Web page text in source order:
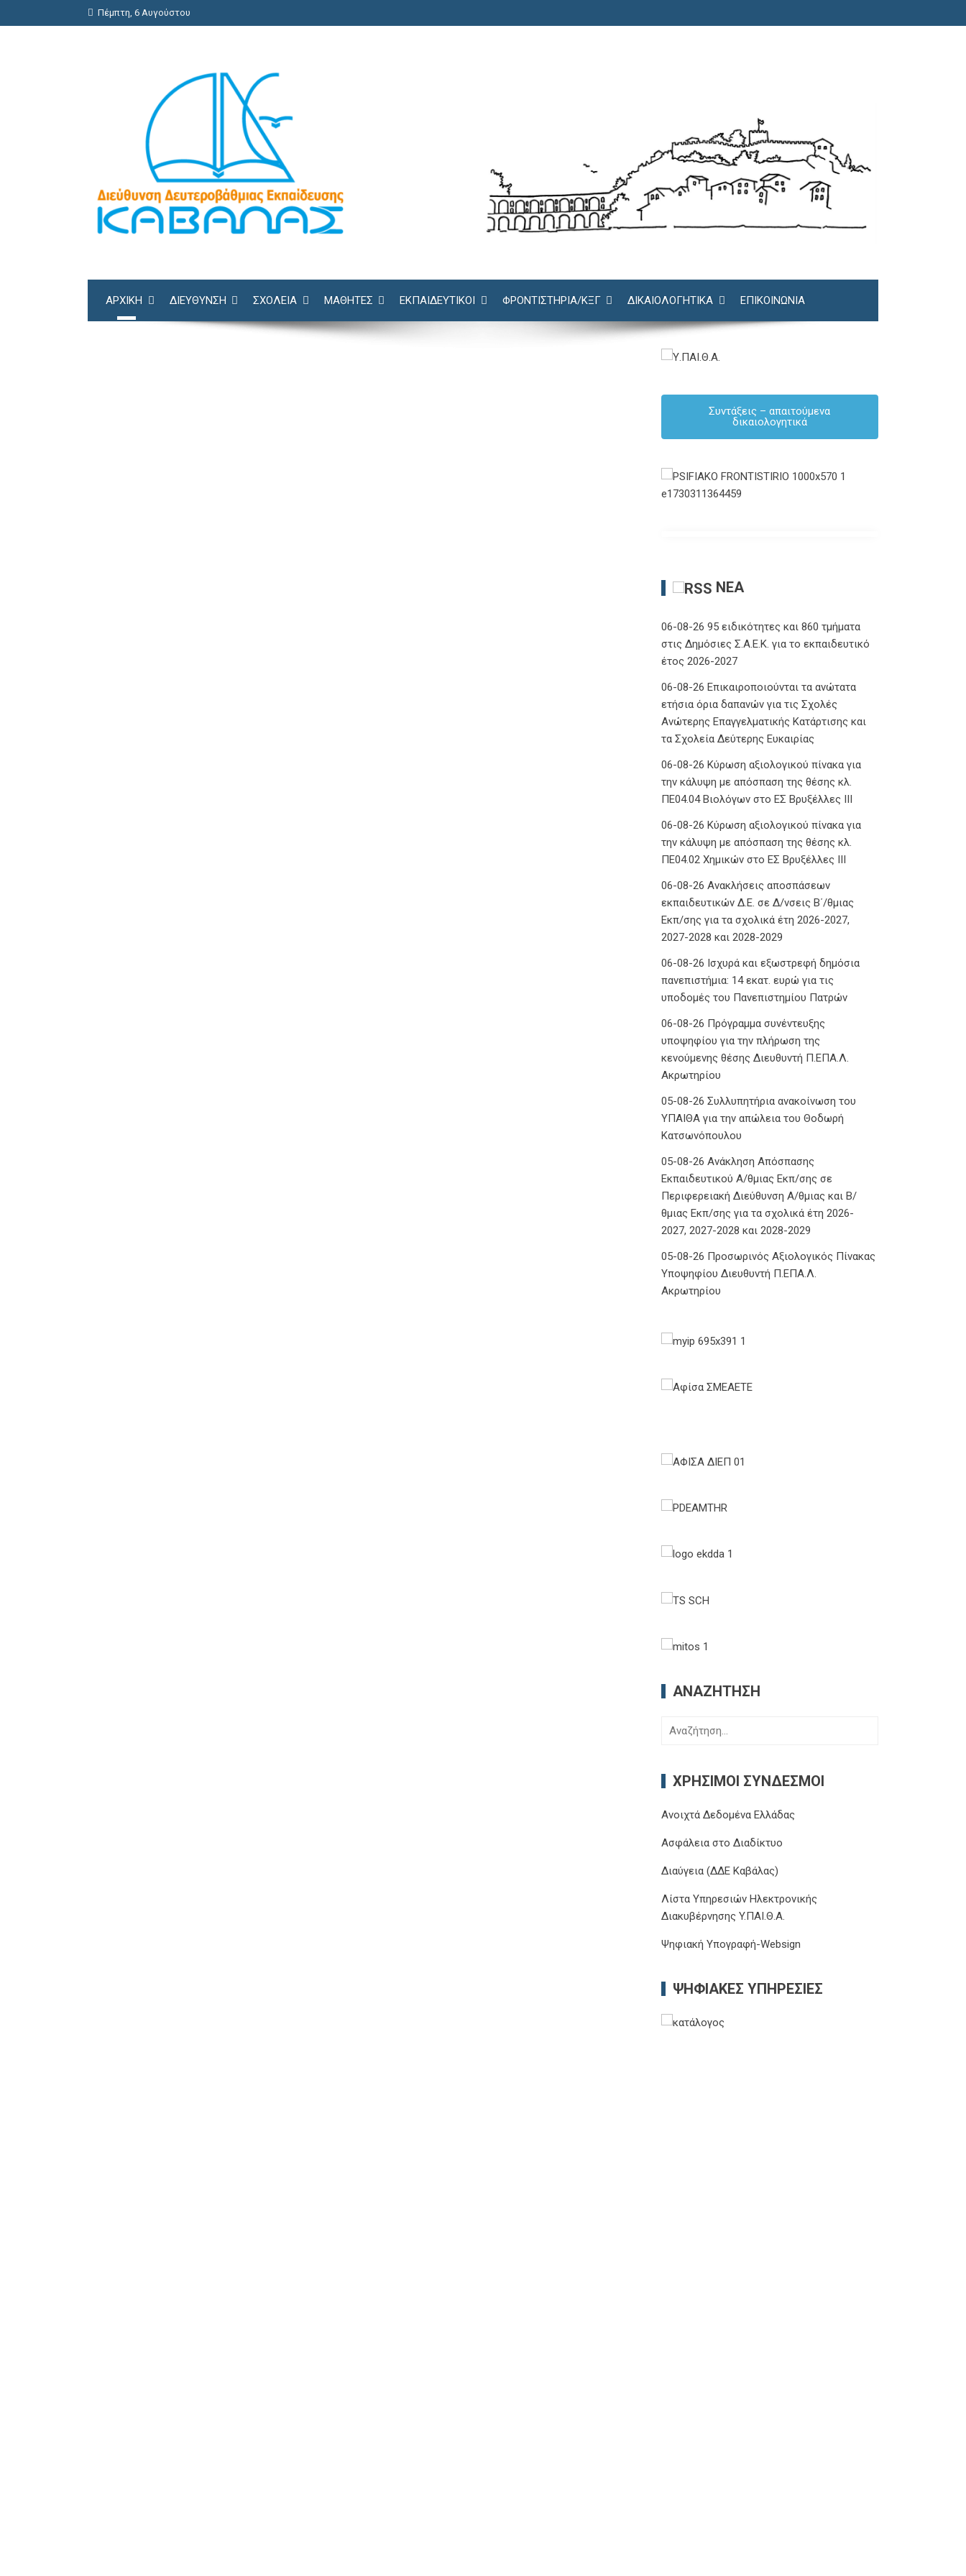
Πέμπτη, 6 Αυγούστου
ΑΡΧΙΚΗ ΔΙΕΎΘΥΝΣΗ ΣΧΟΛΕΊΑ ΜΑΘΗΤΕΣ ΕΚΠΑΙΔΕΥΤΙΚΟΙ ΦΡΟΝΤΙΣΤΉΡΙΑ/KΞΓ ΔΙΚΑΙΟΛΟΓΗΤΙΚΆ ΕΠΙΚΟΙΝΩΝΊΑ
Συντάξεις – απαιτούμενα
δικαιολογητικά
ΝΈΑ
06-08-26 95 ειδικότητες και 860 τμήματα
στις Δημόσιες Σ.Α.Ε.Κ. για το εκπαιδευτικό
έτος 2026-2027
06-08-26 Επικαιροποιούνται τα ανώτατα
ετήσια όρια δαπανών για τις Σχολές
Ανώτερης Επαγγελματικής Κατάρτισης και
τα Σχολεία Δεύτερης Ευκαιρίας
06-08-26 Κύρωση αξιολογικού πίνακα για
την κάλυψη με απόσπαση της θέσης κλ.
ΠΕ04.04 Βιολόγων στο ΕΣ Βρυξέλλες ΙΙΙ
06-08-26 Κύρωση αξιολογικού πίνακα για
την κάλυψη με απόσπαση της θέσης κλ.
ΠΕ04.02 Χημικών στο ΕΣ Βρυξέλλες ΙΙΙ
06-08-26 Ανακλήσεις αποσπάσεων
εκπαιδευτικών Δ.Ε. σε Δ/νσεις Β΄/θμιας
Εκπ/σης για τα σχολικά έτη 2026-2027,
2027-2028 και 2028-2029
06-08-26 Ισχυρά και εξωστρεφή δημόσια
πανεπιστήμια: 14 εκατ. ευρώ για τις
υποδομές του Πανεπιστημίου Πατρών
06-08-26 Πρόγραμμα συνέντευξης
υποψηφίου για την πλήρωση της
κενούμενης θέσης Διευθυντή Π.ΕΠΑ.Λ.
Ακρωτηρίου
05-08-26 Συλλυπητήρια ανακοίνωση του
ΥΠΑΙΘΑ για την απώλεια του Θοδωρή
Κατσωνόπουλου
05-08-26 Ανάκληση Απόσπασης
Εκπαιδευτικού Α/θμιας Εκπ/σης σε
Περιφερειακή Διεύθυνση Α/θμιας και Β/
θμιας Εκπ/σης για τα σχολικά έτη 2026-
2027, 2027-2028 και 2028-2029
05-08-26 Προσωρινός Αξιολογικός Πίνακας
Υποψηφίου Διευθυντή Π.ΕΠΑ.Λ.
Ακρωτηρίου
ΑΝΑΖΉΤΗΣΗ
Αναζήτηση
ΧΡΉΣΙΜΟΙ ΣΎΝΔΕΣΜΟΙ
Ανοιχτά Δεδομένα Ελλάδας
Ασφάλεια στο Διαδίκτυο
Διαύγεια (ΔΔΕ Καβάλας)
Λίστα Υπηρεσιών Ηλεκτρονικής
Διακυβέρνησης Y.ΠΑΙ.Θ.Α.
Ψηφιακή Υπογραφή-Websign
ΨΗΦΙΑΚΈΣ ΥΠΗΡΕΣΊΕΣ